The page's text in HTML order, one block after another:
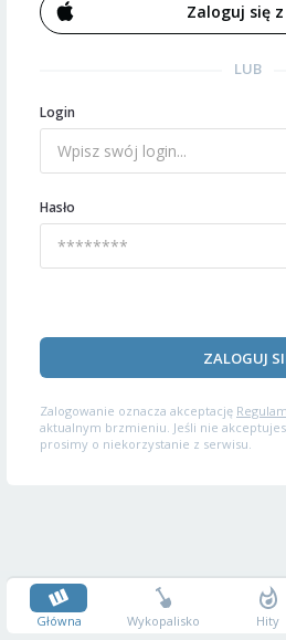
Zaloguj się
LUB
Login
Hasło
ZALOGUJ
Zalogowanie oznacza akceptację
aktualnym brzmieniu. Jeśli nie
prosimy o niekorzystanie z serwisu.
Główna Wykopalisko Hity